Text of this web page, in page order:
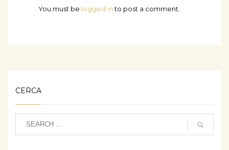
You must be logged into post a comment.
CERCA